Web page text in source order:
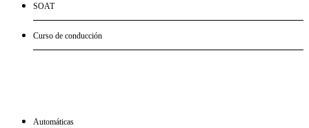
SOAT
Curso de conducción
Automáticas